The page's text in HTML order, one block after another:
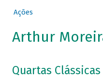
Ações
Arthur
Quartas Clássicas